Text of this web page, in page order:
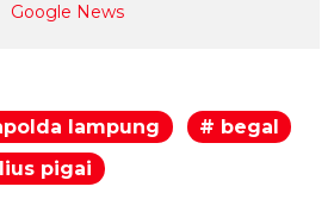
Google News
lampung
# begal
pigai